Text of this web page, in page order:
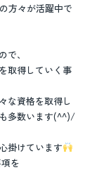
方々が活躍中で
、
取得していく事
な資格を取得し
多数います(^^)/
掛けています
を